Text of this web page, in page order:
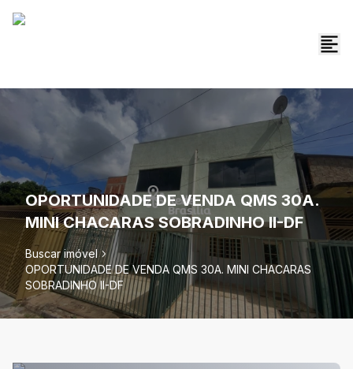
OPORTUNIDADE DE VENDA QMS 30A.
MINI CHACARAS SOBRADINHO II-DF
Buscar imóvel
OPORTUNIDADE DE VENDA QMS 30A. MINI CHACARAS
SOBRADINHO II-DF